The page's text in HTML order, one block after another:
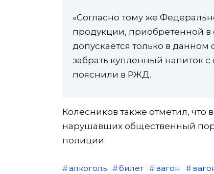
«Согласно тому же
продукции, приобретенной в
допускается только в данном
забрать купленный напиток
пояснили в РЖД.
Колесников также отметил, что
нарушавших общественный
полиции.
алкоголь билет вагон